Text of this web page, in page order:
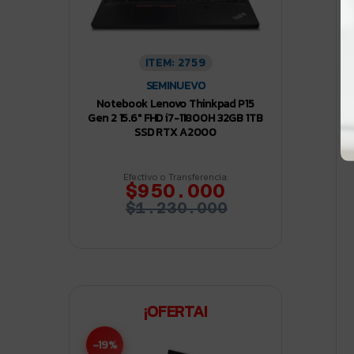
ITEM: 2759
SEMINUEVO
Notebook Lenovo Thinkpad P15
Gen 2 15.6″ FHD i7-11800H 32GB 1TB
SSD RTX A2000
Efectivo o Transferencia:
$950.000
$1.230.000
¡OFERTA!
-19%